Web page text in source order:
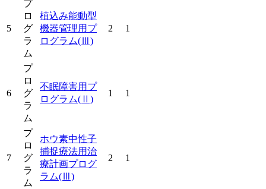
5
プ
ロ
グ
ラ
ム
植込み能動型
機器管理用プ
ログラム(Ⅲ)
2 1
6
プ
ロ
グ
ラ
ム
不眠障害用プ
ログラム(Ⅱ)
1 1
7
プ
ロ
グ
ラ
ム
ホウ素中性子
捕捉療法用治
療計画プログ
ラム(Ⅲ)
2 1